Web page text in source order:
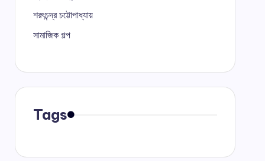
শরৎচন্দ্র চট্টোপাধ্যায়
সামাজিক গল্প
Tags